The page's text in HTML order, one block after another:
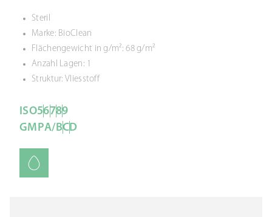
Steril
Marke: BioClean
Flächengewicht in g/m²: 68 g/m²
Anzahl Lagen: 1
Struktur: Vliesstoff
ISO56789
GMPA/BCD